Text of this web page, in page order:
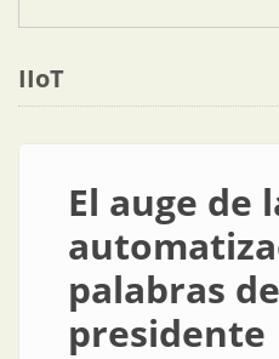
IIoT
El auge de
palabras
presidente